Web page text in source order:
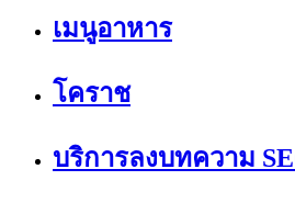
เมนูอาหาร
โคราช
บริการลงบทความ